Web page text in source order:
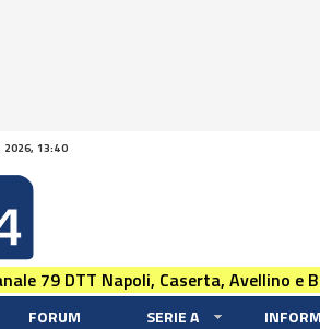
2026, 13:40
79 DTT Napoli, Caserta, Avellino e
FORUM SERIE A